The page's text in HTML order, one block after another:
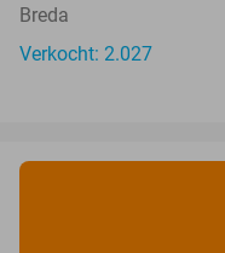
Breda
Verkocht: 2.027